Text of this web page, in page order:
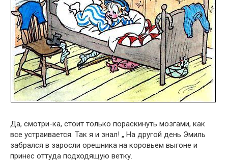
Да, смотри-ка, стоит только пораскинуть мозгами, как
все устраивается. Так я и знал! „ На другой день Эмиль
забрался в заросли орешника на коровьем выгоне и
принес оттуда подходящую ветку.